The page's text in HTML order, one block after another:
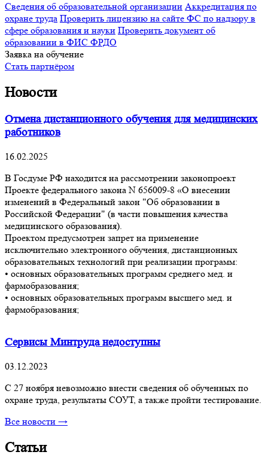
Сведения об образовательной организации Аккредитация по
охране труда Проверить лицензию на сайте ФС по надзору в
сфере образования и науки Проверить документ об
образовании в ФИС ФРДО
Заявка на обучение
Стать партнёром
Новости
Отмена дистанционного обучения для медицинских
работников
16.02.2025
В Госдуме РФ находится на рассмотрении законопроект
Проекте федерального закона N 656009-8 «О внесении
изменений в Федеральный закон "Об образовании в
Российской Федерации" (в части повышения качества
медицинского образования).
Проектом предусмотрен запрет на применение
исключительно электронного обучения, дистанционных
образовательных технологий при реализации программ:
• основных образовательных программ среднего мед. и
фармобразования;
• основных образовательных программ высшего мед. и
фармобразования;
Сервисы Минтруда недоступны
03.12.2023
С 27 ноября невозможно внести сведения об обученных по
охране труда, результаты СОУТ, а также пройти тестирование.
Все новости →
Статьи